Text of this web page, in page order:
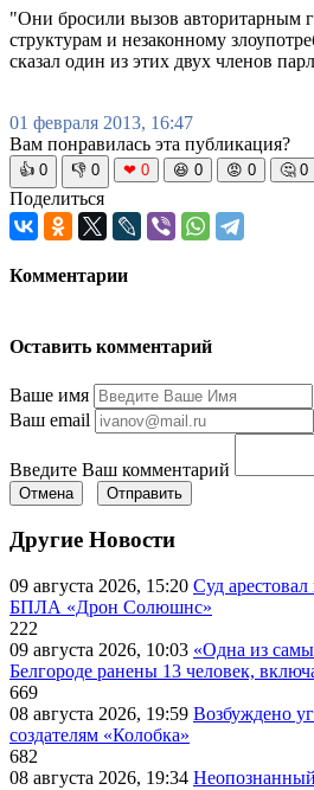
"Они бросили вызов авторитарным
структурам и незаконному
сказал один из этих двух членов
01 февраля 2013, 16:47
Вам понравилась эта публикация?
👍 0 👎 0 ❤ 0 😆 0 😡 0 🤔 0
Поделиться
Комментарии
Оставить комментарий
Ваше имя
Ваш email
Введите Ваш комментарий
Отмена Отправить
Другие Новости
09 августа 2026, 15:20 Суд арестовал
БПЛА «Дрон Солюшнс»
222
09 августа 2026, 10:03 «Одна из
Белгороде ранены 13 человек,
669
08 августа 2026, 19:59 Возбуждено
создателям «Колобка»
682
08 августа 2026, 19:34